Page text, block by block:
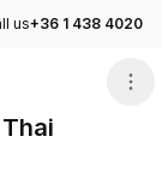
us+36 1 438 4020